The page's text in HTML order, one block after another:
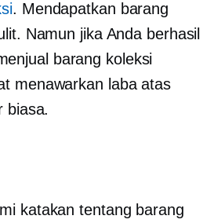
. Mendapatkan barang
Namun jika Anda berhasil
barang koleksi
menawarkan laba atas
biasa.
katakan tentang barang